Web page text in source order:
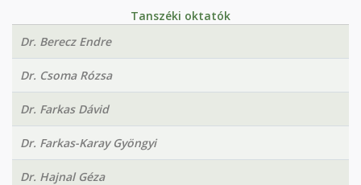
Tanszéki oktatók
Dr. Berecz Endre
Dr. Csoma Rózsa
Dr. Farkas Dávid
Dr. Farkas-Karay Gyöngyi
Dr. Hajnal Géza